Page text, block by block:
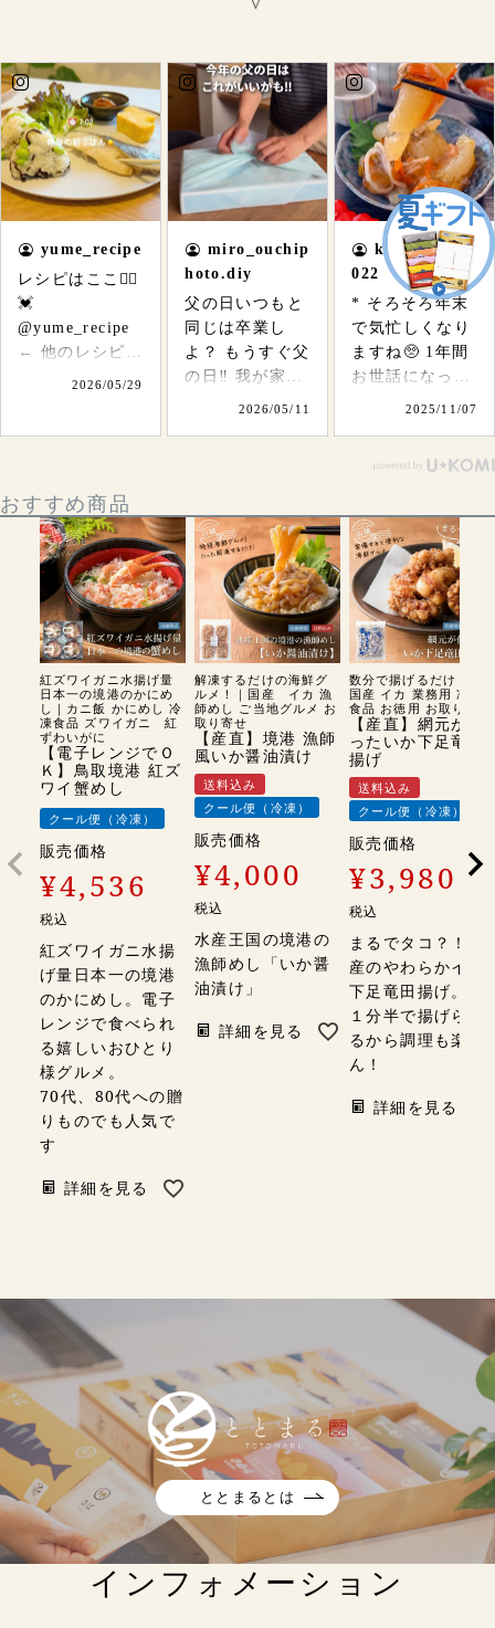
yume_recipe
レシピはここ👇🏻
💓
@yume_recipe
← 他のレシピも
見てね👀 父の
う”の気持ちを
美味しいごはん
と一緒に届ける
のも素敵かも🥹
魚は ととまるさ
んの父の日ギフ
ト 【艶-
TSUYA-】🎩💙
身がふっくらし
ていて、 シンプ
ルに焼くだけで
も本当に美味し
い🐟✨ 普段な
「いつもありが
とう」も、 美味
しいごはんを囲
然と伝えられる
気がする☺️✌🏻
おうちで和食を
楽しみたい日
や、 父の日のプ
レゼントにもぴ
ったり◎ 気にな
る方はぜひチェ
ックしてみてね
🎁✨ ﹏﹏﹏﹏﹏
質＋EPA・DHA
🐟 ﹏﹏﹏﹏﹏
﹏﹏﹏﹏﹏﹏﹏
﹏﹏﹏﹏ ⋆⸜ 頑
張らなくても、
ちゃんと美味し
い𓌉𓇋 ⸝⋆ 𓍯 コン
ビニや惣菜に頼
りたくない夜に
𓍯 冷蔵庫にあ
るもので、15分
で作れる 𓍯 栄
養満点ご飯で心
2026/05/29
miro_ouchip
hoto.diy
父の日いつもと
同じは卒業し
よ？ もうすぐ父
の日‼︎ 我が家の
父はお酒が好き
て ととまるの父
の日ギフトを贈
ってみた🎁 今回
動画に写ってる
のは 三河みりん
粕漬け【艶〜
TSUYA〜】 な
んだけど これ焼
くだけで簡単に
調理できるし 味
も上品で美味し
いの‼︎ いつもお
つまみ作ってる
母も 焼くだけで
簡単だわ〜って
喜んでたし 父も
お酒のおつまみ
にぴったりだな
ぁと 晩酌を楽し
んでくれました
ら遠くても贈れ
2026/05/11
kei_obento2
022
* そろそろ年末
で気忙しくなり
ますね🥺 1年間
お世話になった
方や感謝を伝え
一年の感謝を込
贈り物を選ぶな
ら── 黄金に輝
く、数の子たっ
ぷりの松前漬け
はいかがです
か？ * * * とと
まる通販さんの
@totomaru_net
＼＼＼＼
＼ ／／
／／／ 北海
道・函館から届
く 「松前漬け
食べ比べセッ
／／／
＼＼＼＼＼ * *
2つの味わいを
少しずつ楽しめ
る、 おうち時間
にも贈り物にも
ぴったりのセッ
トです。 ⠀
━━━━━━━
と弾ける歯ごた
えと、 昆布と
スルメの旨味が
いです！ *⠀ *
🍶〈白造り数の
子松前漬〉 白
醤油で仕立てた
甘めで上品な味
わいは、 素材
の旨みをそのま
ま引き立てるや
さしい美味し
2025/11/07
おすすめ商品
紅ズワイガニ水揚げ量
日本一の境港のかにめ
し｜カニ飯 かにめし 冷
凍食品 ズワイガニ 紅
ずわいがに
【電子レンジでＯ
Ｋ】鳥取境港 紅ズ
ワイ蟹めし
クール便（冷凍）
販売価格
¥4,536
税込
紅ズワイガニ水揚
げ量日本一の境港
のかにめし。電子
レンジで食べられ
る嬉しいおひとり
様グルメ。
70代、80代への贈
りものでも人気で
す
詳細を見る
解凍するだけの海鮮グ
ルメ！｜国産 イカ 漁
師めし ご当地グルメ お
取り寄せ
【産直】境港 漁師
風いか醤油漬け
送料込み
クール便（冷凍）
販売価格
¥4,000
税込
水産王国の境港の
漁師めし「いか醤
油漬け」
詳細を見る
数分で揚げるだけ！｜
国産 イカ 業務用 冷凍
食品 お徳用 お取り寄せ
【産直】網元が作
ったいか下足竜田
揚げ
送料込み
クール便（冷凍）
販売価格
¥3,980
税込
まるでタコ？！ 国
産のやわらかイカ
下足竜田揚げ。約
１分半で揚げられ
るから調理も楽ち
ん！
詳細を見る
ととまるとは
インフォメーション